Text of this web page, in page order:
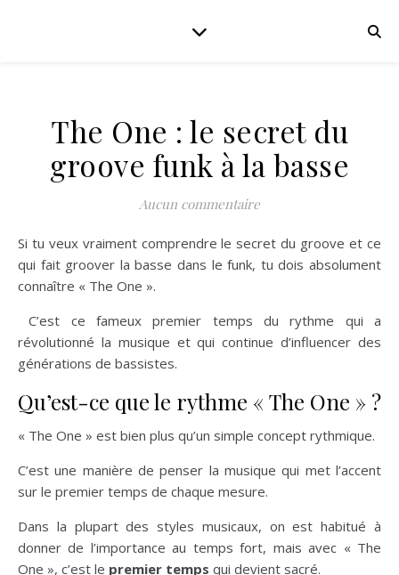
The One : le secret du
groove funk à la basse
Aucun commentaire
Si tu veux vraiment comprendre le secret du groove et ce
qui fait groover la basse dans le funk, tu dois absolument
connaître « The One ».
C’est ce fameux premier temps du rythme qui a
révolutionné la musique et qui continue d’influencer des
générations de bassistes.
Qu’est-ce que le rythme « The One » ?
« The One » est bien plus qu’un simple concept rythmique.
C’est une manière de penser la musique qui met l’accent
sur le premier temps de chaque mesure.
Dans la plupart des styles musicaux, on est habitué à
donner de l’importance au temps fort, mais avec « The
One », c’est le premier temps qui devient sacré.